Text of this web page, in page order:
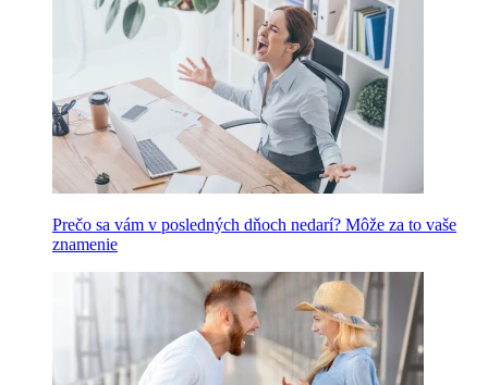
Prečo sa vám v posledných dňoch nedarí? Môže za to vaše
znamenie